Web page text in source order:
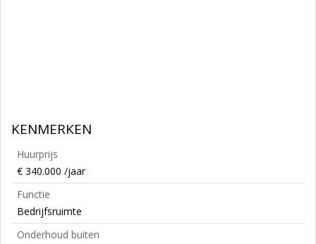
KENMERKEN
Huurprijs
€ 340.000 /jaar
Functie
Bedrijfsruimte
Onderhoud buiten